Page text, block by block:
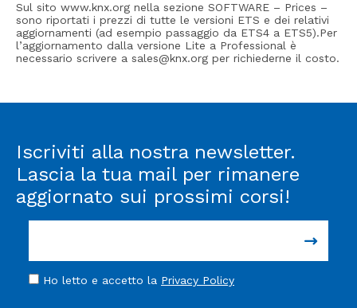
Sul sito www.knx.org nella sezione SOFTWARE – Prices –
sono riportati i prezzi di tutte le versioni ETS e dei relativi
aggiornamenti (ad esempio passaggio da ETS4 a ETS5).Per
l’aggiornamento dalla versione Lite a Professional è
necessario scrivere a sales@knx.org per richiederne il costo.
Iscriviti alla nostra newsletter.
Lascia la tua mail per rimanere
aggiornato sui prossimi corsi!
Ho letto e accetto la Privacy Policy